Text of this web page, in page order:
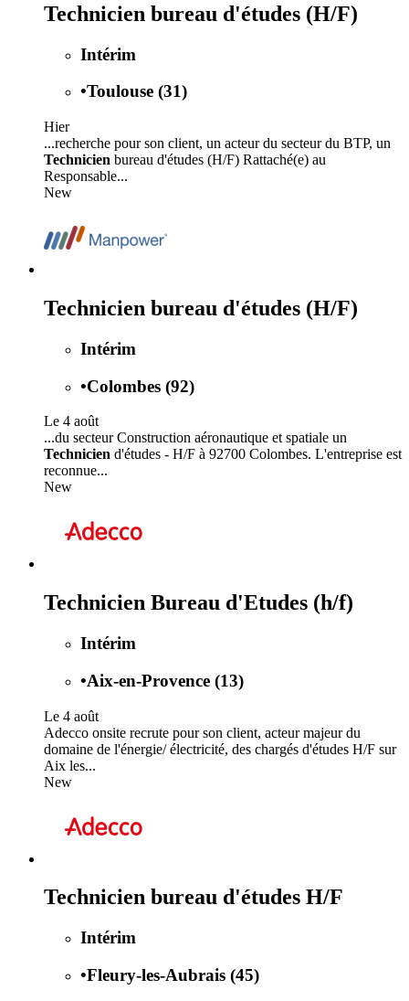
Technicien bureau d'études (H/F)
Intérim
•Toulouse (31)
Hier
...recherche pour son client, un acteur du secteur du BTP, un
Technicien bureau d'études (H/F) Rattaché(e) au
Responsable...
New
Technicien bureau d'études (H/F)
Intérim
•Colombes (92)
Le 4 août
...du secteur Construction aéronautique et spatiale un
Technicien d'études - H/F à 92700 Colombes. L'entreprise est
reconnue...
New
Technicien Bureau d'Etudes (h/f)
Intérim
•Aix-en-Provence (13)
Le 4 août
Adecco onsite recrute pour son client, acteur majeur du
domaine de l'énergie/ électricité, des chargés d'études H/F sur
Aix les...
New
Technicien bureau d'études H/F
Intérim
•Fleury-les-Aubrais (45)